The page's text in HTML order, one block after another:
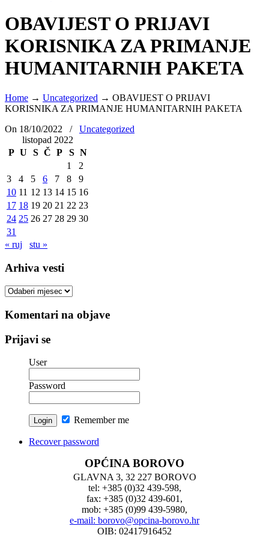
OBAVIJEST O PRIJAVI
KORISNIKA ZA PRIMANJE
HUMANITARNIH PAKETA
Home → Uncategorized → OBAVIJEST O PRIJAVI
KORISNIKA ZA PRIMANJE HUMANITARNIH PAKETA
On 18/10/2022
/
Uncategorized
listopad 2022
P U S Č P S N
1
2
3
4 5 6 7 8
9
10 11 12 13 14 15 16
17 18 19 20 21 22 23
24 25 26 27 28 29 30
31
« ruj
stu »
Arhiva vesti
Arhiva
Komentari na objave
Prijavi se
User
Password
Remember me
Recover password
OPĆINA BOROVO
GLAVNA 3, 32 227 BOROVO
tel: +385 (0)32 439-598,
fax: +385 (0)32 439-601,
mob: +385 (0)99 439-5980,
e-mail: borovo@opcina-borovo.hr
OIB: 02417916452